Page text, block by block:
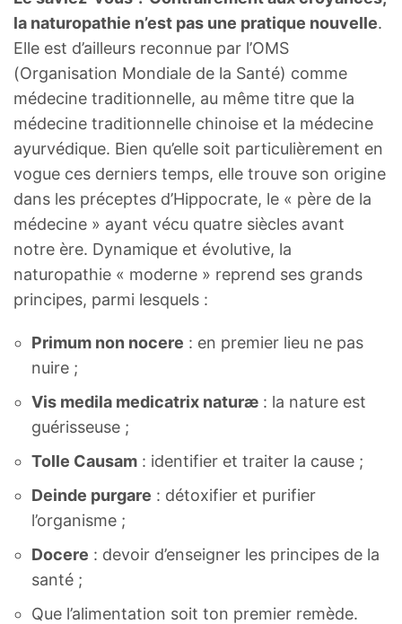
la naturopathie n’est pas une pratique nouvelle.
Elle est d’ailleurs reconnue par l’OMS
(Organisation Mondiale de la Santé) comme
médecine traditionnelle, au même titre que la
médecine traditionnelle chinoise et la médecine
ayurvédique. Bien qu’elle soit particulièrement en
vogue ces derniers temps, elle trouve son origine
dans les préceptes d’Hippocrate, le « père de la
médecine » ayant vécu quatre siècles avant
notre ère. Dynamique et évolutive, la
naturopathie « moderne » reprend ses grands
principes, parmi lesquels :
Primum non nocere : en premier lieu ne pas
nuire ;
Vis medila medicatrix naturæ : la nature est
guérisseuse ;
Tolle Causam : identifier et traiter la cause ;
Deinde purgare : détoxifier et purifier
l’organisme ;
Docere : devoir d’enseigner les principes de la
santé ;
Que l’alimentation soit ton premier remède.